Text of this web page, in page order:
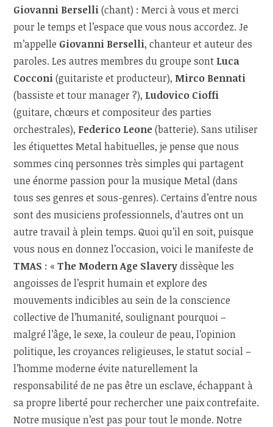
Giovanni Berselli(chant) : Merci à vous et merci
pour le temps et l’espace que vous nous accordez. Je
m’appelle Giovanni Berselli, chanteur et auteur des
paroles. Les autres membres du groupe sont Luca
Cocconi(guitariste et producteur), Mirco Bennati
(bassiste et tour manager ?), Ludovico Cioffi
(guitare, chœurs et compositeur des parties
orchestrales), Federico Leone(batterie). Sans utiliser
les étiquettes Metal habituelles, je pense que nous
sommes cinq personnes très simples qui partagent
une énorme passion pour la musique Metal (dans
tous ses genres et sous-genres). Certains d’entre nous
sont des musiciens professionnels, d’autres ont un
autre travail à plein temps. Quoi qu’il en soit, puisque
vous nous en donnez l’occasion, voici le manifeste de
TMAS : «The Modern Age Slaverydissèque les
angoisses de l’esprit humain et explore des
mouvements indicibles au sein de la conscience
collective de l’humanité, soulignant pourquoi –
malgré l’âge, le sexe, la couleur de peau, l’opinion
politique, les croyances religieuses, le statut social –
l’homme moderne évite naturellement la
responsabilité de ne pas être un esclave, échappant à
sa propre liberté pour rechercher une paix contrefaite.
Notre musique n’est pas pour tout le monde. Notre